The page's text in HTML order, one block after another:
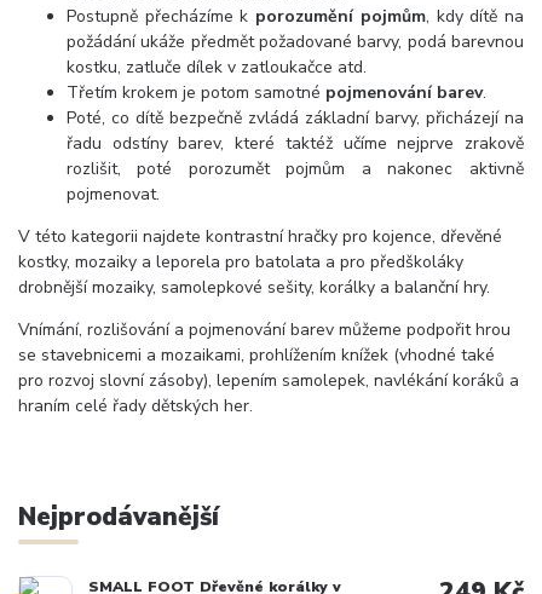
Postupně přecházíme k porozumění pojmům, kdy dítě na
požádání ukáže předmět požadované barvy, podá barevnou
kostku, zatluče dílek v zatloukačce atd.
Třetím krokem je potom samotné pojmenování barev.
Poté, co dítě bezpečně zvládá základní barvy, přicházejí na
řadu odstíny barev, které taktéž učíme nejprve zrakově
rozlišit, poté porozumět pojmům a nakonec aktivně
pojmenovat.
V této kategorii najdete kontrastní hračky pro kojence, dřevěné
kostky, mozaiky a leporela pro batolata a pro předškoláky
drobnější mozaiky, samolepkové sešity, korálky a balanční hry.
Vnímání, rozlišování a pojmenování barev můžeme podpořit hrou
se stavebnicemi a mozaikami, prohlížením knížek (vhodné také
pro rozvoj slovní zásoby), lepením samolepek, navlékání koráků a
hraním celé řady dětských her.
Nejprodávanější
SMALL FOOT Dřevěné korálky v